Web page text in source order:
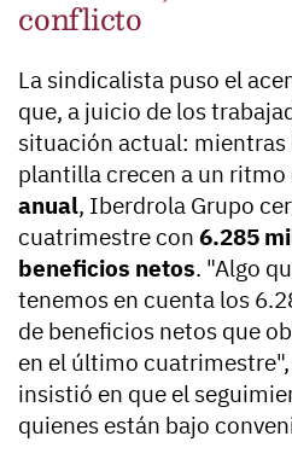
conflicto
La sindicalista puso el
que, a juicio de los
situación actual: mientras
plantilla crecen a un ritmo
anual, Iberdrola Grupo
cuatrimestre con 6.285
beneficios netos. "Algo
tenemos en cuenta los
de beneficios netos que
en el último
insistió en que el
quienes están bajo